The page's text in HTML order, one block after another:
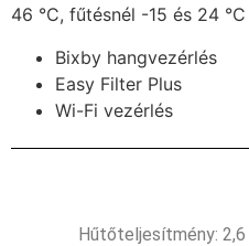
46 °C, fűtésnél -15 és 24
Bixby hangvezérlés
Easy Filter Plus
Wi-Fi vezérlés
Hűtőteljesítmény: 2,6